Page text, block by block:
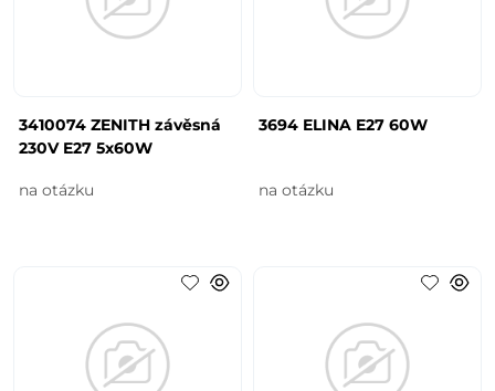
3410074 ZENITH závěsná
230V E27 5x60W
na otázku
3694 ELINA E27 60W
na otázku